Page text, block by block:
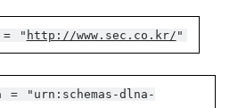
= " http://www.sec.co.kr/ "
=
"urn:schemas-dlna-